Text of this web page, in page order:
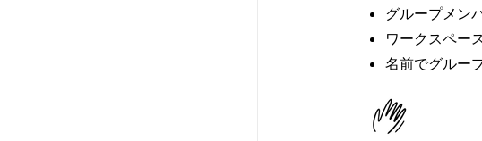
グループメン
ワークスペー
名前でグルー